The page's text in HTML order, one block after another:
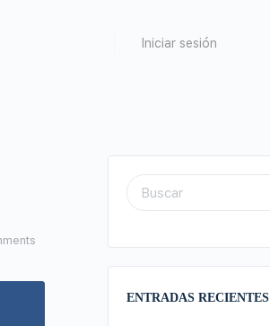
Iniciar sesión
ENTRADAS RECIENTES